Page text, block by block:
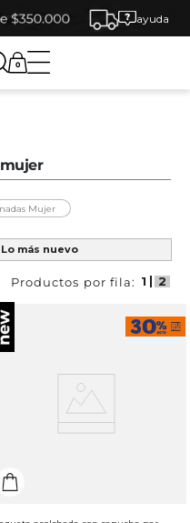
ayuda
0
Mujer
Lo más nuevo